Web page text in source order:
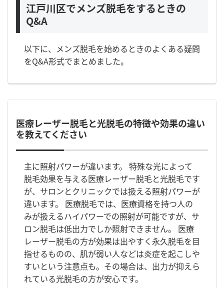
江戸川区でメンズ脱毛をするときの
Q&A
以下に、メンズ脱毛を始めるときのよくある疑問
をQ&A形式でまとめました。
医療レーザー脱毛と光脱毛の特徴や効果の違い
を教えてください
主に照射パワーが違います。 特殊な光によって
脱毛効果を与える医療レーザー脱毛と光脱毛です
が、サロンとクリニックでは扱える照射パワーが
違います。 医療脱毛では、医療資格を持つ人の
みが扱えるハイパワーでの照射が可能ですが、サ
ロン脱毛は低出力でしか照射できません。 医療
レーザー脱毛の方が効果は出やすく永久脱毛を目
指せるものの、肌が弱い人などは炎症を起こしや
すいという注意点も。その場合は、出力が抑えら
れている光脱毛の方が安心です。